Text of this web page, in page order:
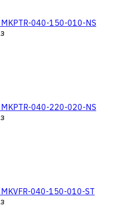
040-150-010-NS
040-220-020-NS
040-150-010-ST